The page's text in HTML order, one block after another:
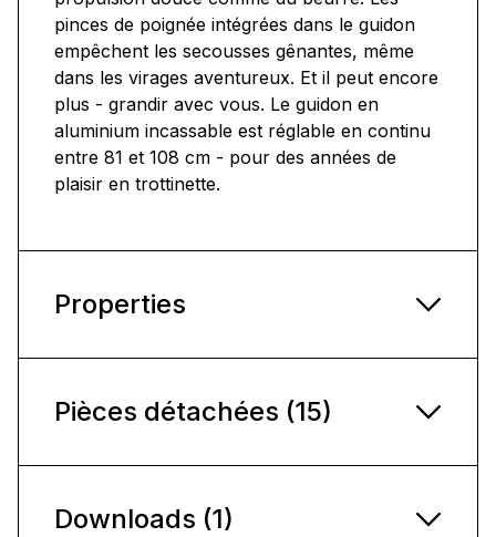
pinces de poignée intégrées dans le guidon
empêchent les secousses gênantes, même
dans les virages aventureux. Et il peut encore
plus - grandir avec vous. Le guidon en
aluminium incassable est réglable en continu
entre 81 et 108 cm - pour des années de
plaisir en trottinette.
Properties
Pièces détachées (15)
Downloads (1)